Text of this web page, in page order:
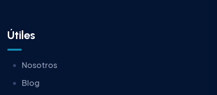
Útiles
Nosotros
Blog